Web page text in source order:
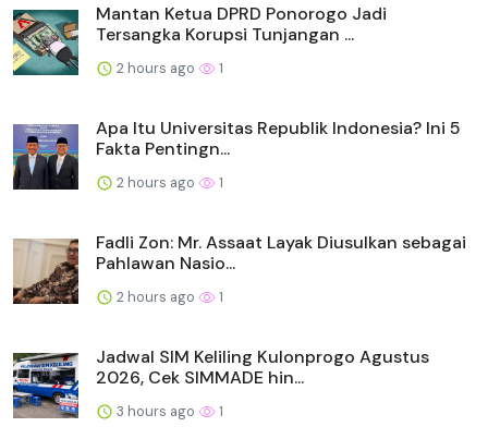
Mantan Ketua DPRD Ponorogo Jadi
Tersangka Korupsi Tunjangan ...
2 hours ago 1
Apa Itu Universitas Republik Indonesia? Ini 5
Fakta Pentingn...
2 hours ago 1
Fadli Zon: Mr. Assaat Layak Diusulkan sebagai
Pahlawan Nasio...
2 hours ago 1
Jadwal SIM Keliling Kulonprogo Agustus
2026, Cek SIMMADE hin...
3 hours ago 1